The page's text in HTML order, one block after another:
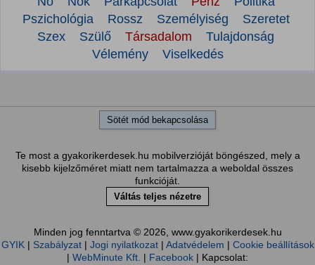
Pszichológia
Rossz Személyiség
Szeretet
Szex
Szülő Társadalom
Tulajdonság
Vélemény
Viselkedés
Sötét mód bekapcsolása
Te most a gyakorikerdesek.hu mobilverzióját böngészed, mely a
kisebb kijelzőméret miatt nem tartalmazza a weboldal összes
funkcióját.
Váltás teljes nézetre
Minden jog fenntartva © 2026, www.gyakorikerdesek.hu
GYIK| Szabályzat| Jogi nyilatkozat| Adatvédelem | Cookie beállítások
| WebMinute Kft. | Facebook | Kapcsolat: